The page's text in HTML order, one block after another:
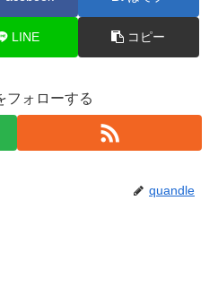
LINE コピー
フォローする
quandle